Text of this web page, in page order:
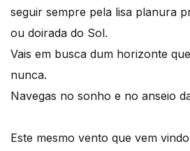
seguir sempre pela lisa planura
ou doirada do Sol.
Vais em busca dum horizonte
nunca.
Navegas no sonho e no anseio
Este mesmo vento que vem